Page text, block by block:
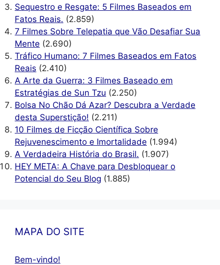
Sequestro e Resgate: 5 Filmes Baseados em
Fatos Reais. (2.859)
7 Filmes Sobre Telepatia que Vão Desafiar Sua
Mente (2.690)
Tráfico Humano: 7 Filmes Baseados em Fatos
Reais (2.410)
A Arte da Guerra: 3 Filmes Baseado em
Estratégias de Sun Tzu (2.250)
Bolsa No Chão Dá Azar? Descubra a Verdade
desta Superstição! (2.211)
10 Filmes de Ficção Científica Sobre
Rejuvenescimento e Imortalidade (1.994)
A Verdadeira História do Brasil. (1.907)
HEY META: A Chave para Desbloquear o
Potencial do Seu Blog (1.885)
MAPA DO SITE
Bem-vindo!